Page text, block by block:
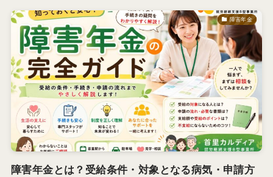
障害年金
障害年金とは？受給条件・対象となる病気・申請方